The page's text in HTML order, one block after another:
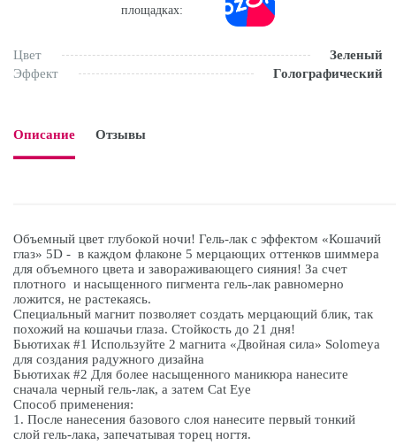
площадках:
Цвет
Зеленый
Эффект
Голографический
Описание Отзывы
Объемный цвет глубокой ночи! Гель-лак с эффектом «Кошачий
глаз» 5D - в каждом флаконе 5 мерцающих оттенков шиммера
для объемного цвета и завораживающего сияния! За счет
плотного и насыщенного пигмента гель-лак равномерно
ложится, не растекаясь.
Специальный магнит позволяет создать мерцающий блик, так
похожий на кошачьи глаза. Стойкость до 21 дня!
Бьютихак #1 Используйте 2 магнита «Двойная сила» Solomeya
для создания радужного дизайна
Бьютихак #2 Для более насыщенного маникюра нанесите
сначала черный гель-лак, а затем Cat Eye
Способ применения:
1. После нанесения базового слоя нанесите первый тонкий
слой гель-лака, запечатывая торец ногтя.